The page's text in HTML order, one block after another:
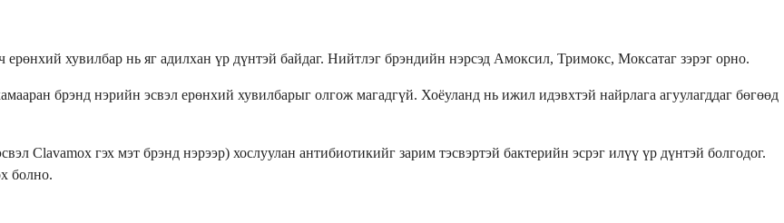
хувилбар нь яг адилхан үр дүнтэй байдаг. Нийтлэг брэндийн нэрсэд Амоксил, Тримокс, Моксатаг зэрэг орно.
брэнд нэрийн эсвэл ерөнхий хувилбарыг олгож магадгүй. Хоёуланд нь ижил идэвхтэй найрлага агуулагддаг бөгөөд
Clavamox гэх мэт брэнд нэрээр) хослуулан антибиотикийг зарим тэсвэртэй бактерийн эсрэг илүү үр дүнтэй болгодог.
болно.